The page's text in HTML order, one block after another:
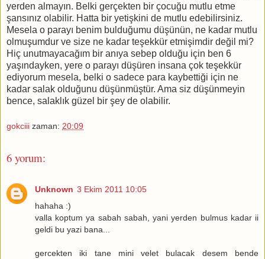
yerden almayın. Belki gerçekten bir çocuğu mutlu etme
şansınız olabilir. Hatta bir yetişkini de mutlu edebilirsiniz.
Mesela o parayı benim bulduğumu düşünün, ne kadar mutlu
olmuşumdur ve size ne kadar teşekkür etmişimdir değil mi?
Hiç unutmayacağım bir anıya sebep olduğu için ben 6
yaşındayken, yere o parayı düşüren insana çok teşekkür
ediyorum mesela, belki o sadece para kaybettiği için ne
kadar salak olduğunu düşünmüştür. Ama siz düşünmeyin
bence, salaklık güzel bir şey de olabilir.
gokciii zaman: 20:09
6 yorum:
Unknown 3 Ekim 2011 10:05
hahaha :)
valla koptum ya sabah sabah, yani yerden bulmus kadar ii
geldi bu yazi bana...
gercekten iki tane mini velet bulacak desem bende